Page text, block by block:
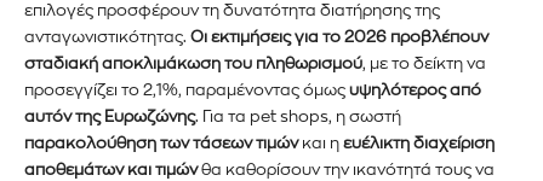
ενημερωθείτε πρώτοι για τα νέα
προϊόντα και τις εξελίξεις της
αγοράς.
Για να εγγραφείτε, απλώς εισάγετε τη διεύθυνση email σας
επιλογές προσφέρουν τη δυνατότητα διατήρησης της
ανταγωνιστικότητας. Οι εκτιμήσεις για το 2026 προβλέπουν
σταδιακή αποκλιμάκωση του πληθωρισμού, με το δείκτη να
προσεγγίζει το 2,1%, παραμένοντας όμως υψηλότερος από
αυτόν της Ευρωζώνης. Για τα pet shops, η σωστή
παρακολούθηση των τάσεων τιμώνκαι η ευέλικτη διαχείριση
αποθεμάτων και τιμώνθα καθορίσουν την ικανότητά τους να